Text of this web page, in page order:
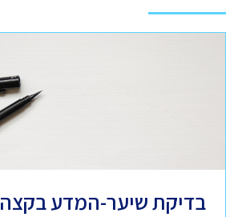
בדיקת שיער-המדע בקצה